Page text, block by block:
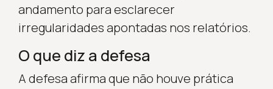
andamento para esclarecer
irregularidades apontadas nos relatórios.
O que diz a defesa
A defesa afirma que não houve prática